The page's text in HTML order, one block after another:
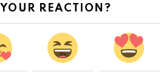
REACTION?